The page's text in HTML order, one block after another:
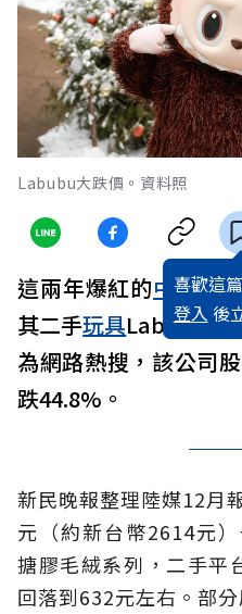
Labubu大跌價。資料照
喜歡這
登入 後
這兩年爆紅的中國潮
其二手玩具Labubu近
為網路熱搜，該公司
跌44.8%。
新民晚報整理陸媒12月
元（約新台幣2614元
搪膠毛絨系列，二手平
回落到632元左右。部